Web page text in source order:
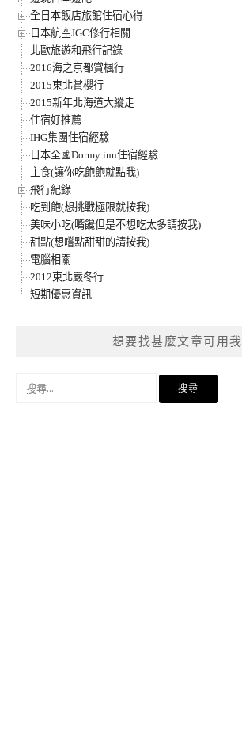
全日本飯店旅館住宿心得
日本航空JGC修行相關
北歐旅遊和飛行記錄
2016海之京都賞楓行
2015東北賞櫻行
2015新年北海道大縱走
住宿好推薦
IHG集團住宿經驗
日本全國Dormy inn住宿經驗
主食(讓你吃飽飽就點我)
飛行紀錄
吃到飽(想挑戰極限就按我)
美味小吃(嘴饞但是不想吃太多請按我)
甜點(想嚐點甜甜的請按我)
電腦相關
2012東北嚴冬行
短期優惠資訊
想要找甚麼文章可用我